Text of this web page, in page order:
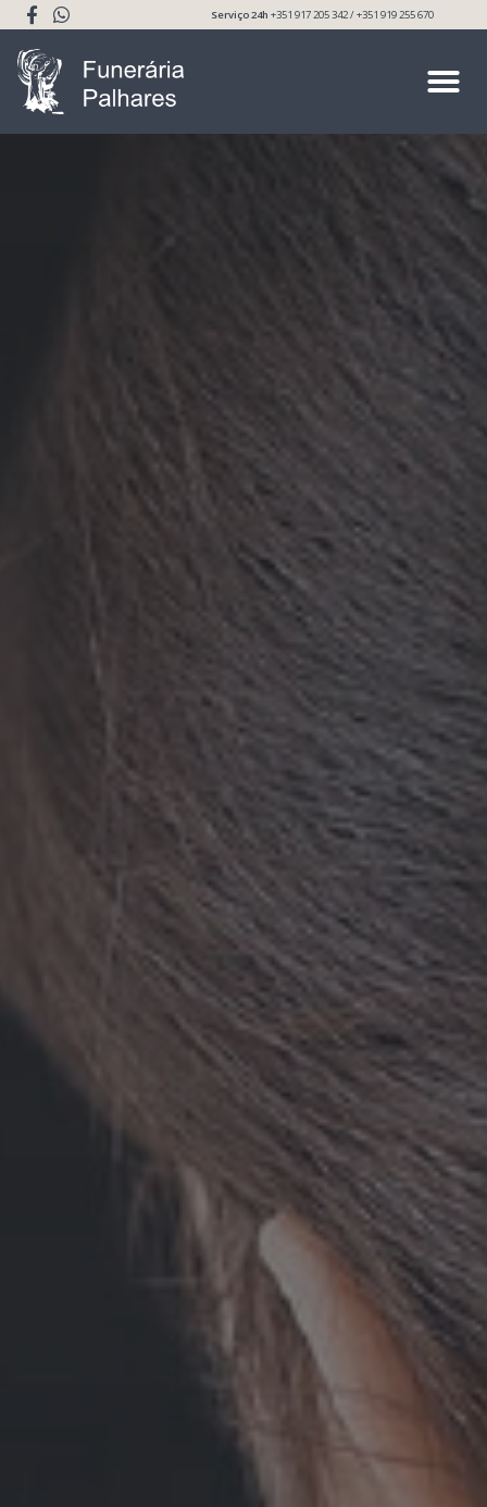
Serviço 24h+351 917 205 342 / +351 919 255 670